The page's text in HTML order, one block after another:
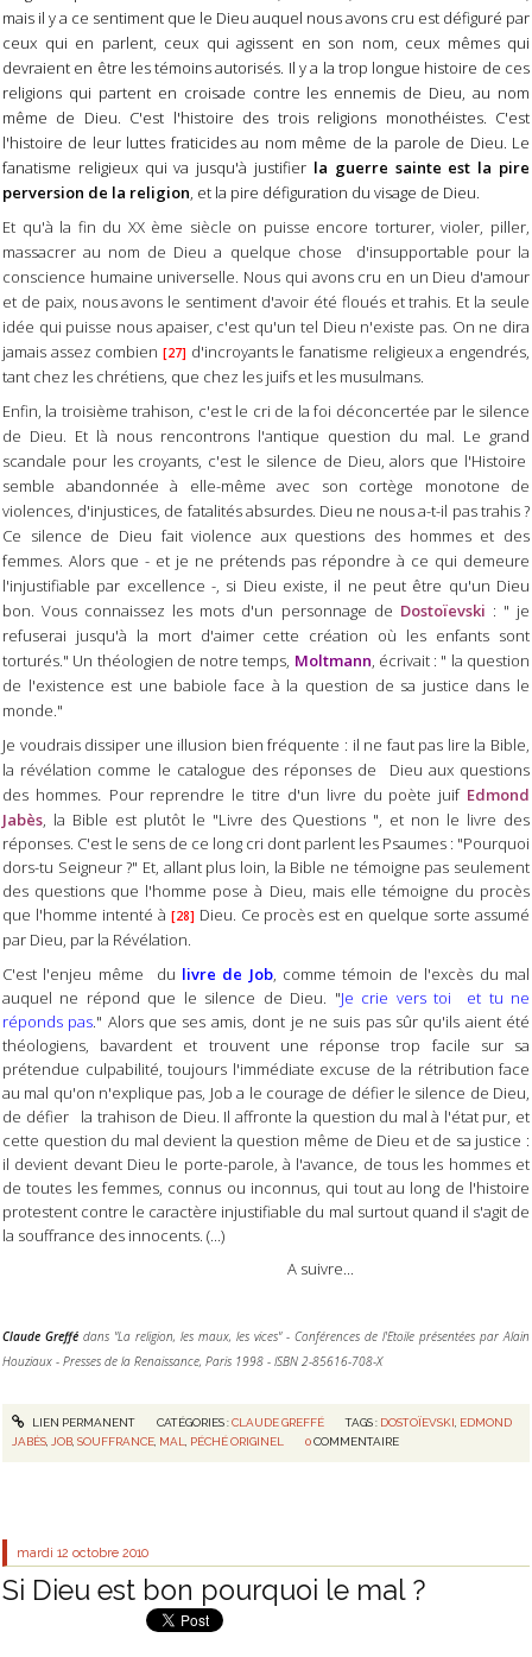
mais il y a ce sentiment que le Dieu auquel nous avons cru est défiguré par
ceux qui en parlent, ceux qui agissent en son nom, ceux mêmes qui
devraient en être les témoins autorisés. Il y a la trop longue histoire de ces
religions qui partent en croisade contre les ennemis de Dieu, au nom
même de Dieu. C'est l'histoire des trois religions monothéistes. C'est
l'histoire de leur luttes fraticides au nom même de la parole de Dieu. Le
fanatisme religieux qui va jusqu'à justifier la guerre sainte est la pire
perversion de la religion, et la pire défiguration du visage de Dieu.
Et qu'à la fin du XX ème siècle on puisse encore torturer, violer, piller,
massacrer au nom de Dieu a quelque chose d'insupportable pour la
conscience humaine universelle. Nous qui avons cru en un Dieu d'amour
et de paix, nous avons le sentiment d'avoir été floués et trahis. Et la seule
idée qui puisse nous apaiser, c'est qu'un tel Dieu n'existe pas. On ne dira
jamais assez combien [27] d'incroyants le fanatisme religieux a engendrés,
tant chez les chrétiens, que chez les juifs et les musulmans.
Enfin, la troisième trahison, c'est le cri de la foi déconcertée par le silence
de Dieu. Et là nous rencontrons l'antique question du mal. Le grand
scandale pour les croyants, c'est le silence de Dieu, alors que l'Histoire
semble abandonnée à elle-même avec son cortège monotone de
violences, d'injustices, de fatalités absurdes. Dieu ne nous a-t-il pas trahis ?
Ce silence de Dieu fait violence aux questions des hommes et des
femmes. Alors que - et je ne prétends pas répondre à ce qui demeure
l'injustifiable par excellence -, si Dieu existe, il ne peut être qu'un Dieu
bon. Vous connaissez les mots d'un personnage de Dostoïevski : " je
refuserai jusqu'à la mort d'aimer cette création où les enfants sont
torturés." Un théologien de notre temps, Moltmann, écrivait : " la question
de l'existence est une babiole face à la question de sa justice dans le
monde."
Je voudrais dissiper une illusion bien fréquente : il ne faut pas lire la Bible,
la révélation comme le catalogue des réponses de Dieu aux questions
des hommes. Pour reprendre le titre d'un livre du poète juif Edmond
Jabès, la Bible est plutôt le "Livre des Questions ", et non le livre des
réponses. C'est le sens de ce long cri dont parlent les Psaumes : "Pourquoi
dors-tu Seigneur ?" Et, allant plus loin, la Bible ne témoigne pas seulement
des questions que l'homme pose à Dieu, mais elle témoigne du procès
que l'homme intenté à [28] Dieu. Ce procès est en quelque sorte assumé
par Dieu, par la Révélation.
C'est l'enjeu même du livre de Job, comme témoin de l'excès du mal
auquel ne répond que le silence de Dieu. "Je crie vers toi et tu ne
réponds pas ." Alors que ses amis, dont je ne suis pas sûr qu'ils aient été
théologiens, bavardent et trouvent une réponse trop facile sur sa
prétendue culpabilité, toujours l'immédiate excuse de la rétribution face
au mal qu'on n'explique pas, Job a le courage de défier le silence de Dieu,
de défier la trahison de Dieu. Il affronte la question du mal à l'état pur, et
cette question du mal devient la question même de Dieu et de sa justice :
il devient devant Dieu le porte-parole, à l'avance, de tous les hommes et
de toutes les femmes, connus ou inconnus, qui tout au long de l'histoire
protestent contre le caractère injustifiable du mal surtout quand il s'agit de
la souffrance des innocents. (...)
A suivre...
Claude Greffé dans "La religion, les maux, les vices" - Conférences de l'Etoile présentées par Alain
Houziaux - Presses de la Renaissance, Paris 1998 - ISBN 2-85616-708-X
LIEN PERMANENT CATÉGORIES :CLAUDE GREFFÉ TAGS : DOSTOÏEVSKI, EDMOND
JABÈS,JOB,SOUFFRANCE, MAL, PÉCHÉ ORIGINEL 0 COMMENTAIRE
mardi 12 octobre 2010
Si Dieu est bon pourquoi le mal ?